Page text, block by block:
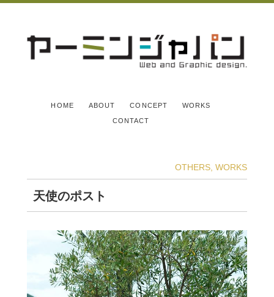
HOME ABOUT CONCEPT WORKS
CONTACT
OTHERS WORKS
天使のポスト